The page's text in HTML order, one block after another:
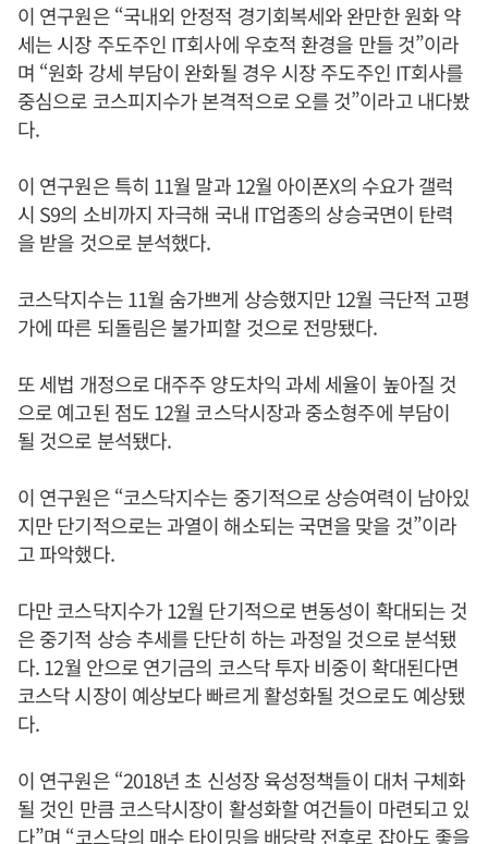
이 연구원은 “국내외 안정적 경기회복세와 완만한 원화 약
세는 시장 주도주인 IT회사에 우호적 환경을 만들 것”이라
며 “원화 강세 부담이 완화될 경우 시장 주도주인 IT회사를
중심으로 코스피지수가 본격적으로 오를 것”이라고 내다봤
다.
이 연구원은 특히 11월 말과 12월 아이폰X의 수요가 갤럭
시 S9의 소비까지 자극해 국내 IT업종의 상승국면이 탄력
을 받을 것으로 분석했다.
코스닥지수는 11월 숨가쁘게 상승했지만 12월 극단적 고평
가에 따른 되돌림은 불가피할 것으로 전망됐다.
또 세법 개정으로 대주주 양도차익 과세 세율이 높아질 것
으로 예고된 점도 12월 코스닥시장과 중소형주에 부담이
될 것으로 분석됐다.
이 연구원은 “코스닥지수는 중기적으로 상승여력이 남아있
지만 단기적으로는 과열이 해소되는 국면을 맞을 것”이라
고 파악했다.
다만 코스닥지수가 12월 단기적으로 변동성이 확대되는 것
은 중기적 상승 추세를 단단히 하는 과정일 것으로 분석됐
다. 12월 안으로 연기금의 코스닥 투자 비중이 확대된다면
코스닥 시장이 예상보다 빠르게 활성화될 것으로도 예상됐
다.
이 연구원은 “2018년 초 신성장 육성정책들이 대처 구체화
될 것인 만큼 코스닥시장이 활성화할 여건들이 마련되고 있
다”며 “코스닥의 매수 타이밍을 배당락 전후로 잡아도 좋을